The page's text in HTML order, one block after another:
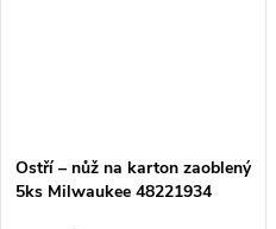
Ostří – nůž na karton zaoblený
5ks Milwaukee 48221934